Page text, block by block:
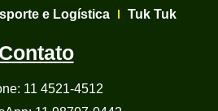
e Logística Tuk Tuk
Contato
11 4521-4512